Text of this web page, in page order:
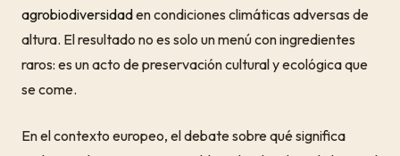
agrobiodiversidaden condiciones climáticas adversas de
altura. El resultado no es solo un menú con ingredientes
raros: es un acto de preservación cultural y ecológica que
se come.
En el contexto europeo, el debate sobre qué significa